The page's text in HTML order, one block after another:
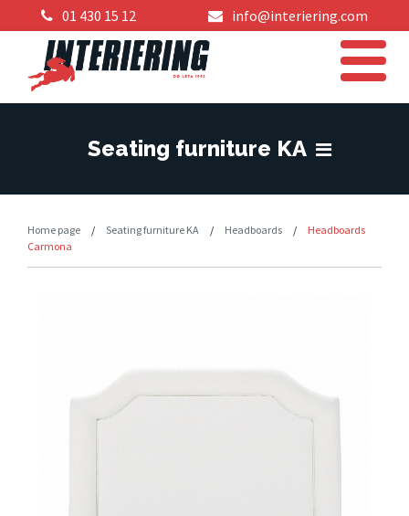
01 430 15 12 info@interiering.com
Seating furniture KA
Home page / Seating furniture KA / Headboards /
Headboards
Carmona